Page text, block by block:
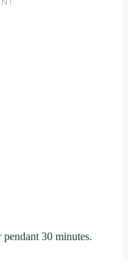
30 minutes.